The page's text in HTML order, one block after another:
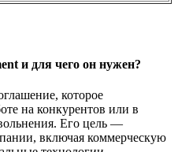
и для чего он нужен?
которое
на конкурентов или в
Его цель —
включая коммерческую